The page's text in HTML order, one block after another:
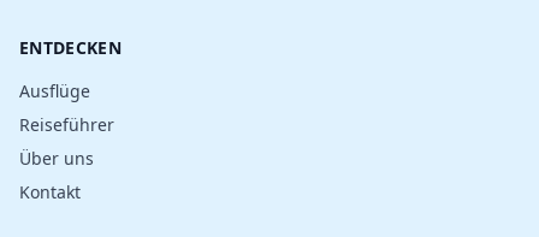
ENTDECKEN
Ausflüge
Reiseführer
Über uns
Kontakt